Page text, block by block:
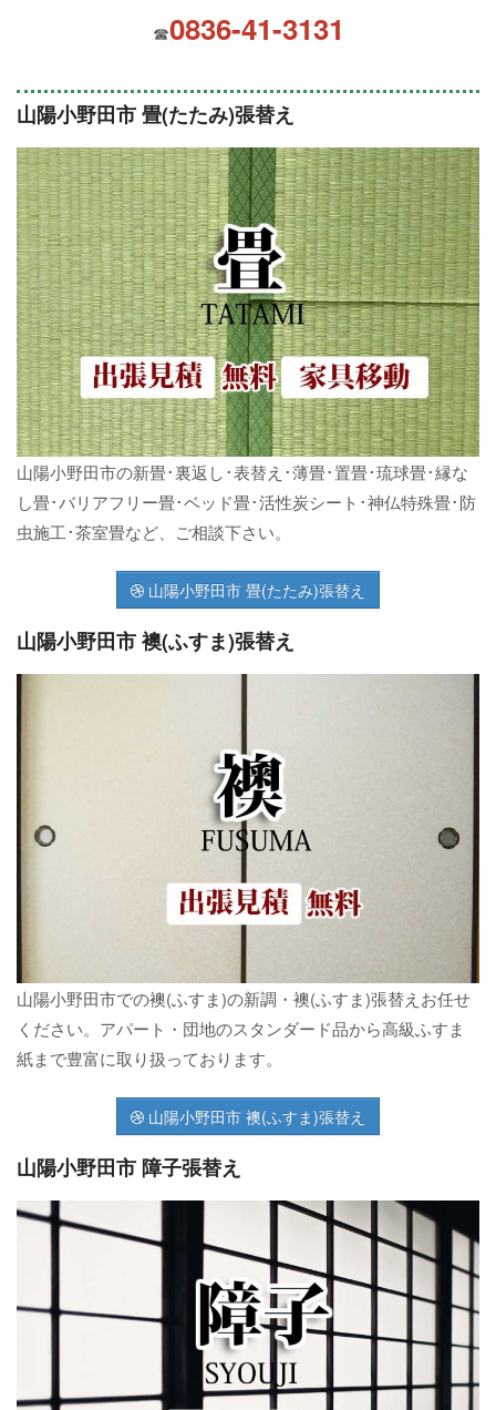
☎0836-41-3131
山陽小野田市 畳(たたみ)張替え
山陽小野田市の新畳･裏返し･表替え･薄畳･置畳･琉球畳･縁な
し畳･バリアフリー畳･ベッド畳･活性炭シート･神仏特殊畳･防
虫施工･茶室畳など、ご相談下さい。
山陽小野田市 畳(たたみ)張替え
山陽小野田市 襖(ふすま)張替え
山陽小野田市での襖(ふすま)の新調・襖(ふすま)張替えお任せ
ください。アパート・団地のスタンダード品から高級ふすま
紙まで豊富に取り扱っております。
山陽小野田市 襖(ふすま)張替え
山陽小野田市 障子張替え